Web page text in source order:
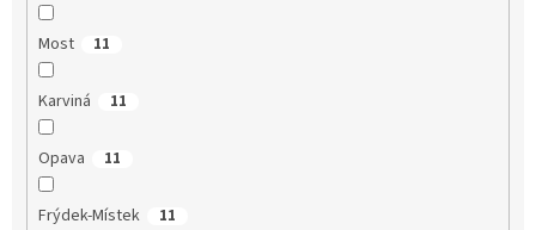
Most 11
Karviná 11
Opava 11
Frýdek-Místek 11